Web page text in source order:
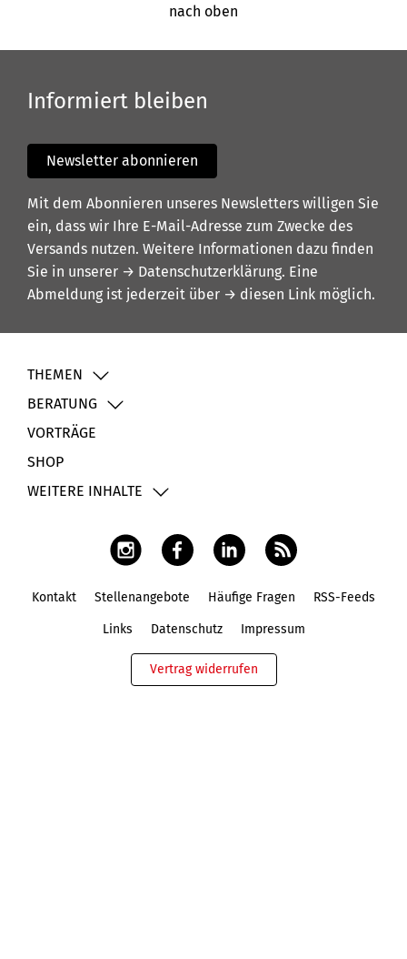
nach oben
Informiert bleiben
Newsletter abonnieren
Mit dem Abonnieren unseres Newsletters willigen Sie
ein, dass wir Ihre E-Mail-Adresse zum Zwecke des
Versands nutzen. Weitere Informationen dazu finden
Sie in unserer → Datenschutzerklärung. Eine
Abmeldung ist jederzeit über → diesen Link möglich.
THEMEN
BERATUNG
VORTRÄGE
SHOP
WEITERE INHALTE
Kontakt Stellenangebote Häufige Fragen RSS-Feeds
Links Datenschutz Impressum
Vertrag widerrufen